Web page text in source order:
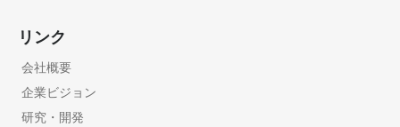
リンク
会社概要
企業ビジョン
研究・開発